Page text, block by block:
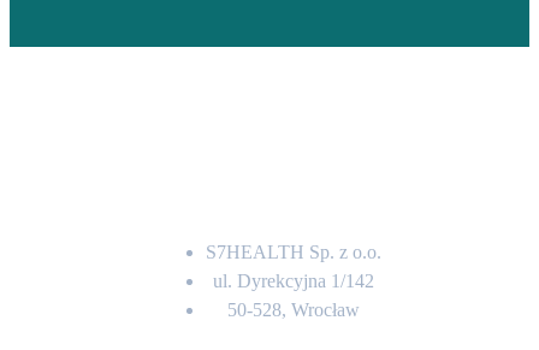
S7HEALTH Sp. z o.o.
ul. Dyrekcyjna 1/142
50-528, Wrocław